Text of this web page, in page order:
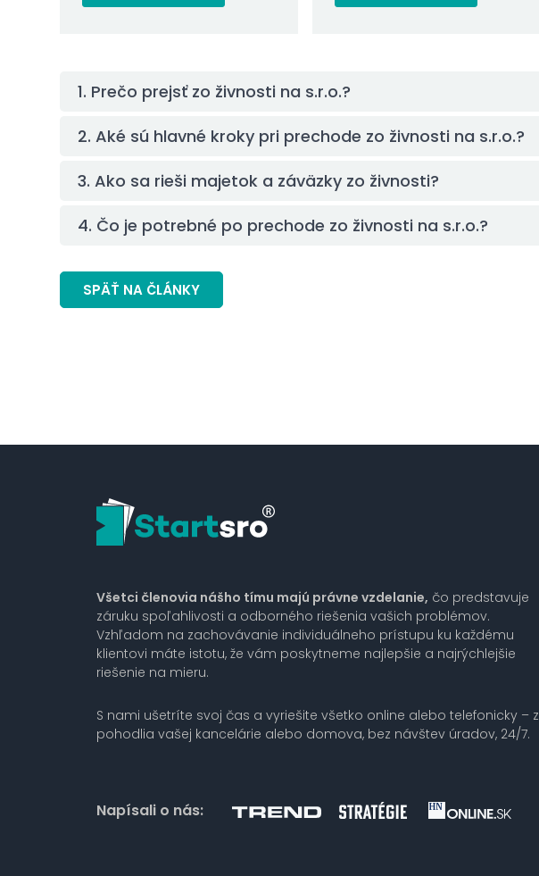
1. Prečo prejsť zo živnosti na s.r.o.?
2. Aké sú hlavné kroky pri prechode zo živnosti na s.r.o.?
3. Ako sa rieši majetok a záväzky zo živnosti?
4. Čo je potrebné po prechode zo živnosti na s.r.o.?
SPÄŤ NA ČLÁNKY
Všetci členovia nášho tímu majú právne vzdelanie, čo predstavuje
záruku spoľahlivosti a odborného riešenia vašich problémov.
Vzhľadom na zachovávanie individuálneho prístupu ku každému
klientovi máte istotu, že vám poskytneme najlepšie a najrýchlejšie
riešenie na mieru.
S nami ušetríte svoj čas a vyriešite všetko online alebo telefonicky – z
pohodlia vašej kancelárie alebo domova, bez návštev úradov, 24/7.
Napísali o nás: